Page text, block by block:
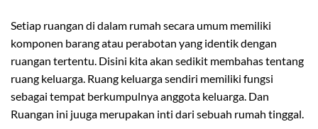
Setiap ruangan di dalam rumah secara umum memiliki
komponen barang atau perabotan yang identik dengan
ruangan tertentu. Disini kita akan sedikit membahas tentang
ruang keluarga. Ruang keluarga sendiri memiliki fungsi
sebagai tempat berkumpulnya anggota keluarga. Dan
Ruangan ini juuga merupakan inti dari sebuah rumah tinggal.